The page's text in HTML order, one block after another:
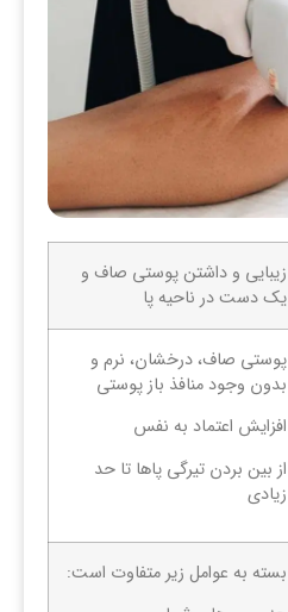
زیبایی و داشتن پوستی صاف و
یک دست در ناحیه پا
پوستی صاف، درخشان، نرم و
بدون وجود منافذ باز پوستی
افزایش اعتماد به نفس
از بین بردن تیرگی پاها تا حد
زیادی
بسته به عوامل زیر متفاوت است: